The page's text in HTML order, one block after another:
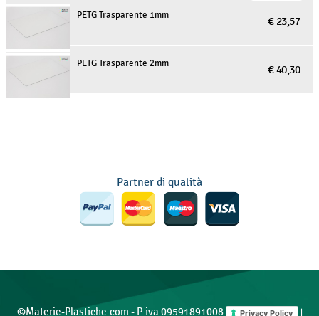
PETG Trasparente 1mm € 23,57
PETG Trasparente 2mm € 40,30
Partner di qualità
©Materie-Plastiche.com - P.iva 09591891008 Privacy Policy